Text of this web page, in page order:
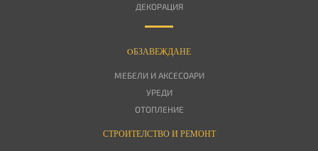
ДЕКОРАЦИЯ
OБЗАВЕЖДАНЕ
МЕБЕЛИ И АКСЕСОАРИ
УРЕДИ
ОТОПЛЕНИЕ
СТРОИТЕЛСТВО И РЕМОНТ